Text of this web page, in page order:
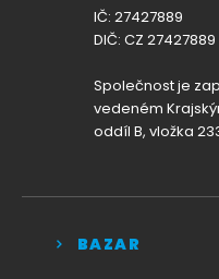
IČ: 27427889
DIČ: CZ 27427889
Společnost je
vedeném
oddíl B, vložka
BAZAR